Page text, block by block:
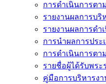
การดำเนินการต
รายงานผลการบ
รายงานผลการดำ
การนำผลการปร
การดำเนินการต
รายชื่อผู้ได้รับพร
คู่มือการบริหารง